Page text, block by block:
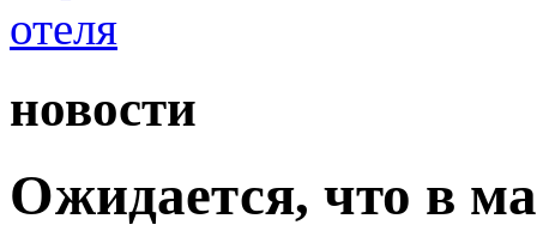
новости
Ожидается, что в